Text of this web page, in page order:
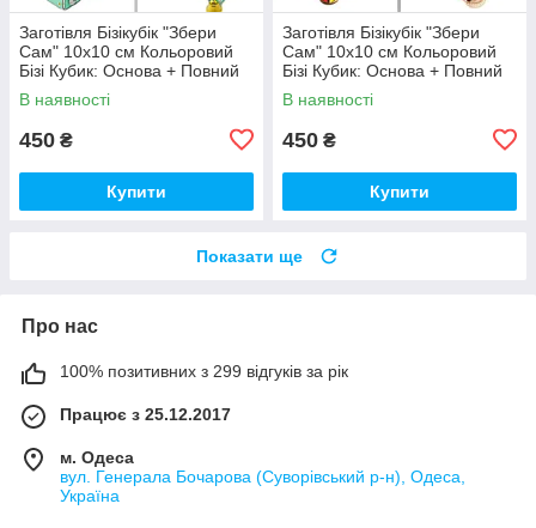
Заготівля Бізікубік "Збери
Сам" 10х10 см Кольоровий
Бізі Кубик: Основа + Повний
Комплект (в Розібраному
Виді) Кубік Бізи, Бірюза
В наявності
450 ₴
Купити
Заготівля Бізікубік "Збери
Сам" 10х10 см Кольоровий
Бізі Кубик: Основа + Повний
Комплект (в Розібраному
Виді) Кубік Бізи, Різнокол
В наявності
450 ₴
Купити
Показати ще
Про нас
100% позитивних з 299 відгуків за рік
Працює з 25.12.2017
м. Одеса
вул. Генерала Бочарова (Суворівський р-н), Одеса,
Україна